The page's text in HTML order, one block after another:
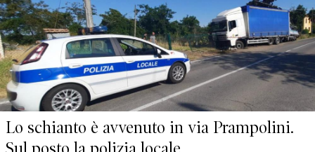
Lo schianto è avvenuto in via Prampolini.